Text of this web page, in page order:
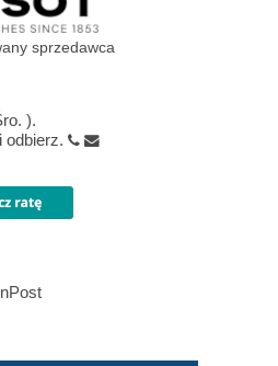
sprzedawca
).
odbierz.